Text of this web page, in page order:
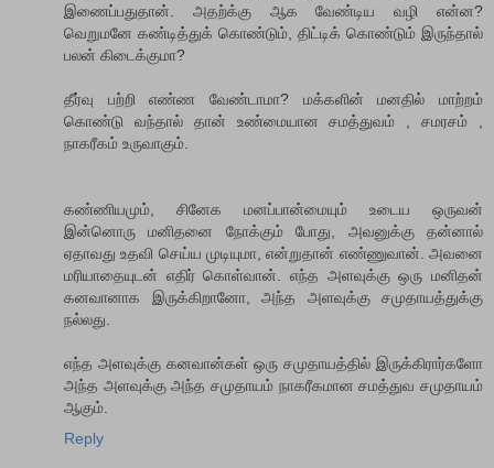
இணைப்பதுதான். அதற்க்கு ஆக வேண்டிய வழி என்ன?
வெறுமனே கண்டித்துக் கொண்டும், திட்டிக் கொண்டும் இருந்தால்
பலன் கிடைக்குமா?
தீர்வு பற்றி எண்ண வேண்டாமா? மக்களின் மனதில் மாற்றம்
கொண்டு வந்தால் தான் உண்மையான சமத்துவம் , சமரசம் ,
நாகரீகம் உருவாகும்.
க‌ண்ணிய‌மும், சினேக‌ ம‌ன‌ப்பான்மையும் உடைய‌ ஒருவ‌ன்
இன்னொரு ம‌னித‌னை நோக்கும் போது, அவ‌னுக்கு த‌ன்னால்
ஏதாவ‌து உத‌வி செய்ய‌ முடியுமா, என்றுதான் எண்ணுவான். அவ‌னை
ம‌ரியாதையுட‌ன் எதிர் கொள்வான். எந்த‌ அளவுக்கு ஒரு ம‌னித‌ன்
க‌னவானாக‌ இருக்கிறானோ, அந்த‌ அள‌வுக்கு ச‌முதாய‌த்துக்கு
ந‌ல்ல‌து.
எந்த‌ அளவுக்கு க‌ன‌வான்க‌ள் ஒரு ச‌முதாய‌த்தில் இருக்கிரார்களோ
அந்த‌ அளவுக்கு அந்த‌ ச‌முதாய‌ம் நாக‌ரீக‌மான‌ ச‌மத்துவ‌ ச‌முதாய‌ம்
ஆகும்.
Reply